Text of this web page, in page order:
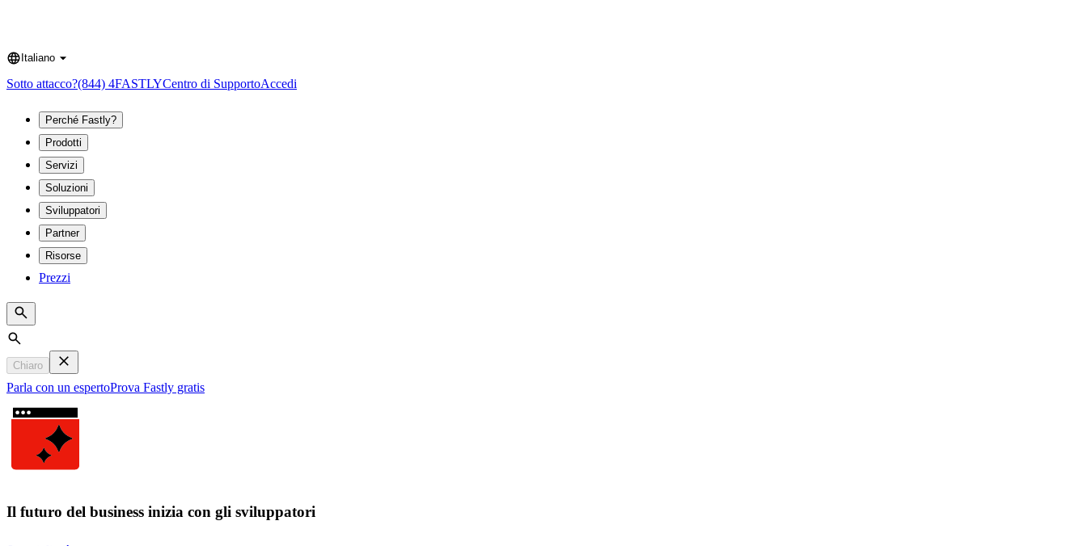
Language
Italiano
Sotto attacco?(844) 4FASTLYCentro di SupportoAccedi
Perché Fastly?
Prodotti
Servizi
Soluzioni
Sviluppatori
Partner
Risorse
Prezzi
Search
Chiaro
Parla con un espertoProva Fastly gratis
Il futuro del business inizia con gli sviluppatori